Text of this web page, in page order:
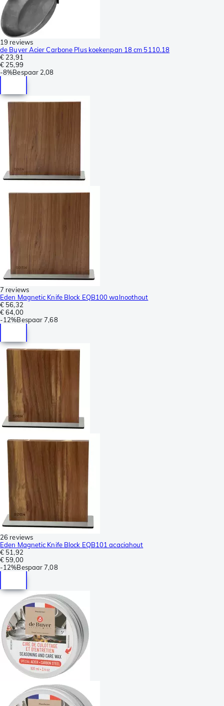
19 reviews
de Buyer Acier Carbone Plus koekenpan 18 cm 5110.18
€ 23,91
€ 25,99
-8%Bespaar 2,08
7 reviews
Eden Magnetic Knife Block EQB100 walnoothout
€ 56,32
€ 64,00
-12%Bespaar 7,68
26 reviews
Eden Magnetic Knife Block EQB101 acaciahout
€ 51,92
€ 59,00
-12%Bespaar 7,08